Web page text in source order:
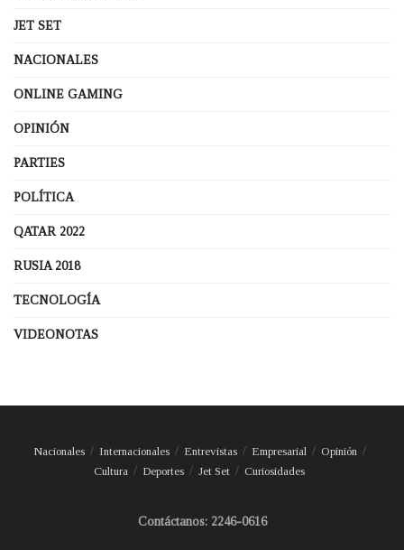
JET SET
NACIONALES
ONLINE GAMING
OPINIÓN
PARTIES
POLÍTICA
QATAR 2022
RUSIA 2018
TECNOLOGÍA
VIDEONOTAS
Nacionales Internacionales Entrevistas Empresarial
Opinión
Cultura
Deportes Jet Set Curiosidades
Contáctanos: 2246-0616